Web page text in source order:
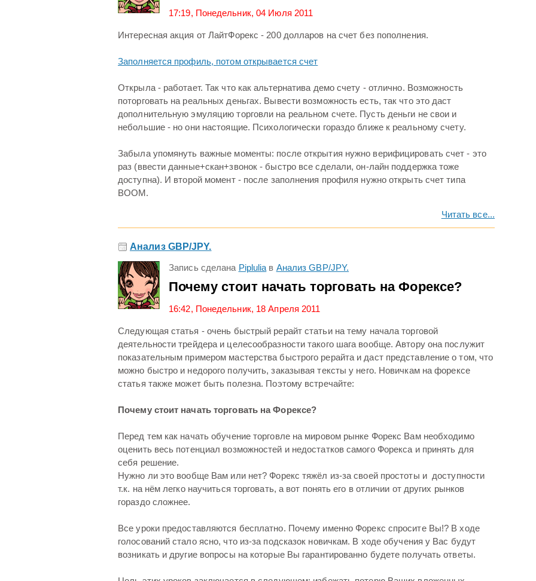
17:19, Понедельник, 04 Июля 2011
Интересная акция от ЛайтФорекс - 200 долларов на счет без пополнения.
Заполняется профиль, потом открывается счет
Открыла - работает. Так что как альтернатива демо счету - отлично. Возможность
поторговать на реальных деньгах. Вывести возможность есть, так что это даст
дополнительную эмуляцию торговли на реальном счете. Пусть деньги не свои и
небольшие - но они настоящие. Психологически гораздо ближе к реальному счету.
Забыла упомянуть важные моменты: после открытия нужно верифицировать счет - это
раз (ввести данные+скан+звонок - быстро все сделали, он-лайн поддержка тоже
доступна). И второй момент - после заполнения профиля нужно открыть счет типа
BOOM.
Читать все...
Анализ GBP/JPY.
Запись сделана Pipluliaв Анализ GBP/JPY.
Почему стоит начать торговать на Форексе?
16:42, Понедельник, 18 Апреля 2011
Следующая статья - очень быстрый рерайт статьи на тему начала торговой
деятельности трейдера и целесообразности такого шага вообще. Автору она послужит
показательным примером мастерства быстрого рерайта и даст представление о том, что
можно быстро и недорого получить, заказывая тексты у него. Новичкам на форексе
статья также может быть полезна. Поэтому встречайте:
Почему стоит начать торговать на Форексе?
Перед тем как начать обучение торговле на мировом рынке Форекс Вам необходимо
оценить весь потенциал возможностей и недостатков самого Форекса и принять для
себя решение.
Нужно ли это вообще Вам или нет? Форекс тяжёл из-за своей простоты и доступности
т.к. на нём легко научиться торговать, а вот понять его в отличии от других рынков
гораздо сложнее.
Все уроки предоставляются бесплатно. Почему именно Форекс спросите Вы!? В ходе
голосований стало ясно, что из-за подсказок новичкам. В ходе обучения у Вас будут
возникать и другие вопросы на которые Вы гарантированно будете получать ответы.